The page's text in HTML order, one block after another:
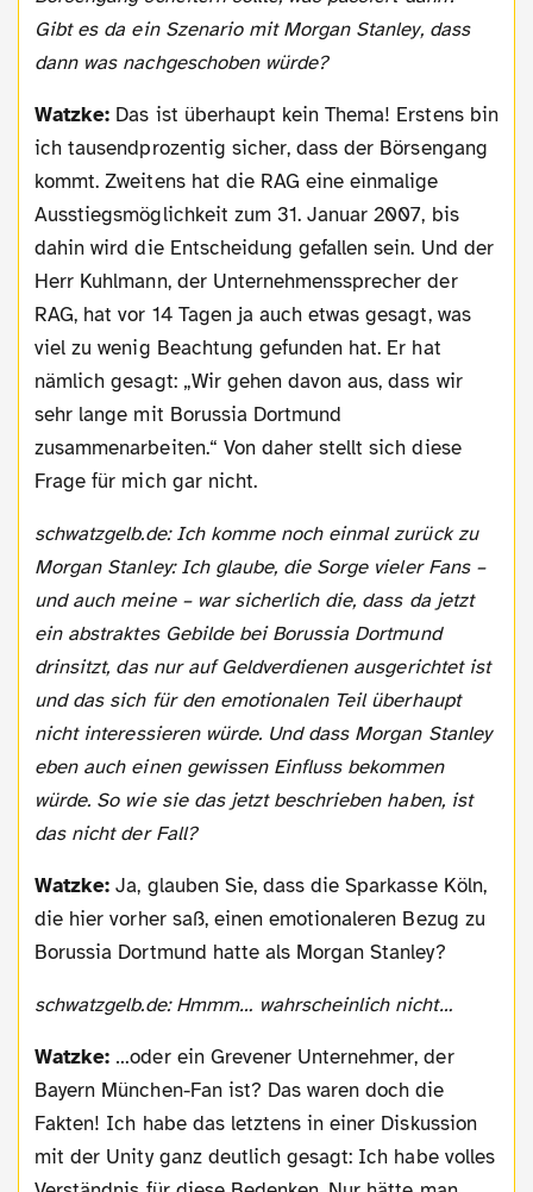
Gibt es da ein Szenario mit Morgan Stanley, dass
dann was nachgeschoben würde?
Watzke: Das ist überhaupt kein Thema! Erstens bin
ich tausendprozentig sicher, dass der Börsengang
kommt. Zweitens hat die RAG eine einmalige
Ausstiegsmöglichkeit zum 31. Januar 2007, bis
dahin wird die Entscheidung gefallen sein. Und der
Herr Kuhlmann, der Unternehmenssprecher der
RAG, hat vor 14 Tagen ja auch etwas gesagt, was
viel zu wenig Beachtung gefunden hat. Er hat
nämlich gesagt: „Wir gehen davon aus, dass wir
sehr lange mit Borussia Dortmund
zusammenarbeiten.“ Von daher stellt sich diese
Frage für mich gar nicht.
schwatzgelb.de: Ich komme noch einmal zurück zu
Morgan Stanley: Ich glaube, die Sorge vieler Fans –
und auch meine – war sicherlich die, dass da jetzt
ein abstraktes Gebilde bei Borussia Dortmund
drinsitzt, das nur auf Geldverdienen ausgerichtet ist
und das sich für den emotionalen Teil überhaupt
nicht interessieren würde. Und dass Morgan Stanley
eben auch einen gewissen Einfluss bekommen
würde. So wie sie das jetzt beschrieben haben, ist
das nicht der Fall?
Watzke:Ja, glauben Sie, dass die Sparkasse Köln,
die hier vorher saß, einen emotionaleren Bezug zu
Borussia Dortmund hatte als Morgan Stanley?
schwatzgelb.de: Hmmm… wahrscheinlich nicht…
Watzke: …oder ein Grevener Unternehmer, der
Bayern München-Fan ist? Das waren doch die
Fakten! Ich habe das letztens in einer Diskussion
mit der Unity ganz deutlich gesagt: Ich habe volles